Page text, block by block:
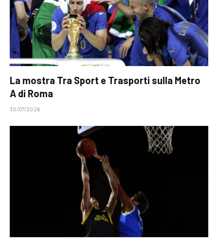
La mostra Tra Sport e Trasporti sulla Metro
A di Roma
30/07/2026